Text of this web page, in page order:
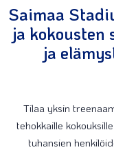
Saimaa
ja kokousten
ja
Tilaa yksin
tehokkaille
tuhansien